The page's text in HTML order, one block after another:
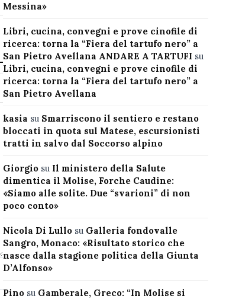
Messina»
Libri, cucina, convegni e prove cinofile di
ricerca: torna la “Fiera del tartufo nero” a
San Pietro Avellana ANDARE A TARTUFI su
Libri, cucina, convegni e prove cinofile di
ricerca: torna la “Fiera del tartufo nero” a
San Pietro Avellana
kasia su Smarriscono il sentiero e restano
bloccati in quota sul Matese, escursionisti
tratti in salvo dal Soccorso alpino
Giorgiosu Il ministero della Salute
dimentica il Molise, Forche Caudine:
«Siamo alle solite. Due “svarioni” di non
poco conto»
Nicola Di Lullosu Galleria fondovalle
Sangro, Monaco: «Risultato storico che
nasce dalla stagione politica della Giunta
D’Alfonso»
Pinosu Gamberale, Greco: “In Molise si